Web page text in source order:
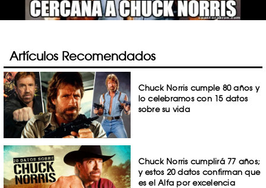
Artículos Recomendados
Chuck Norris cumple 80 años y
lo celebramos con 15 datos
sobre su vida
Chuck Norris cumplirá 77 años;
y estos 20 datos confirman que
es el Alfa por excelencia